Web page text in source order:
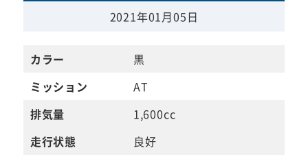
2021年01月05日
カラー
黒
ミッション
AT
排気量
1,600cc
走行状態
良好